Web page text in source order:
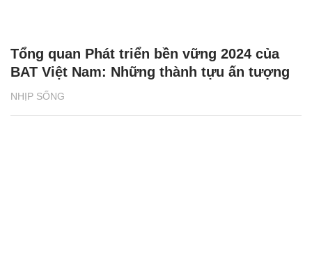
NHỊP SỐNG
Tổng quan Phát triển bền vững 2024 của
BAT Việt Nam: Những thành tựu ấn tượng